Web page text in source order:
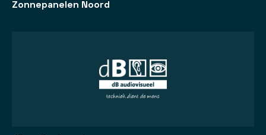
Zonnepanelen Noord